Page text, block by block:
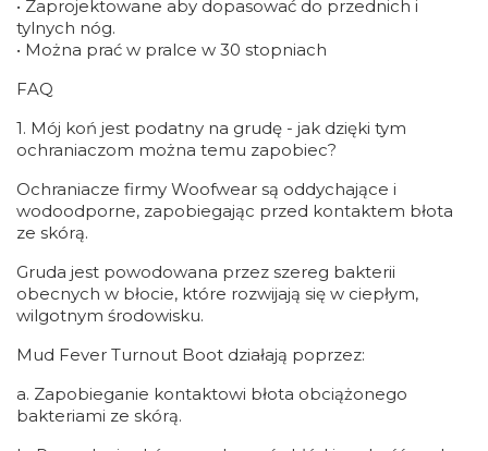
• Zaprojektowane aby dopasować do przednich i
tylnych nóg.
• Można prać w pralce w 30 stopniach
FAQ
1. Mój koń jest podatny na grudę - jak dzięki tym
ochraniaczom można temu zapobiec?
Ochraniacze firmy Woofwear są oddychające i
wodoodporne, zapobiegając przed kontaktem błota
ze skórą.
Gruda jest powodowana przez szereg bakterii
obecnych w błocie, które rozwijają się w ciepłym,
wilgotnym środowisku.
Mud Fever Turnout Boot działają poprzez:
a. Zapobieganie kontaktowi błota obciążonego
bakteriami ze skórą.